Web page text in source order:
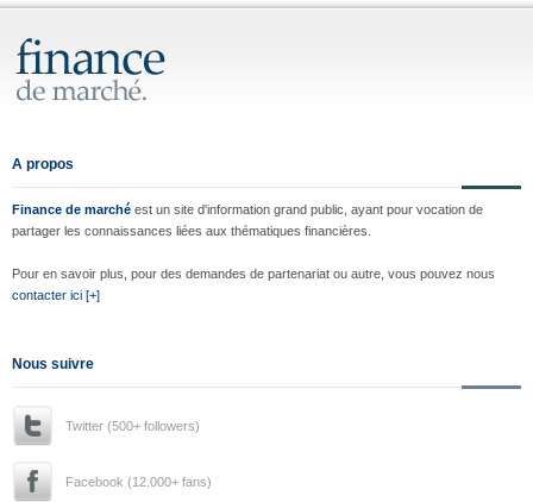
A propos
Finance de marché est un site d'information grand public, ayant pour vocation de
partager les connaissances liées aux thématiques financières.
Pour en savoir plus, pour des demandes de partenariat ou autre, vous pouvez nous
contacter ici [+]
Nous suivre
Twitter (500+ followers)
Facebook (12.000+ fans)